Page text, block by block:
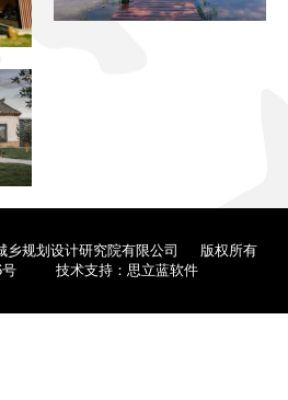
乡规划设计研究院有限公司 版权所有
技术支持：思立蓝软件